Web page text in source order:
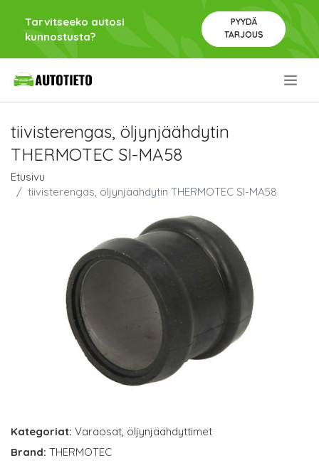
Tarvitseeko autosi
kunnostusta?
PYYDÄ
TARJOUS
tiivisterengas, öljynjäähdytin
THERMOTEC SI-MA58
Etusivu
tiivisterengas, öljynjäähdytin THERMOTEC SI-MA58
Kategoriat: Varaosat, öljynjäähdyttimet
Brand: THERMOTEC